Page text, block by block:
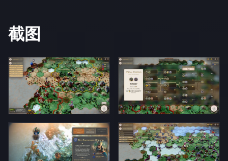
截图